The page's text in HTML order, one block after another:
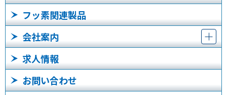
フッ素関連製品
会社案内
求人情報
お問い合わせ